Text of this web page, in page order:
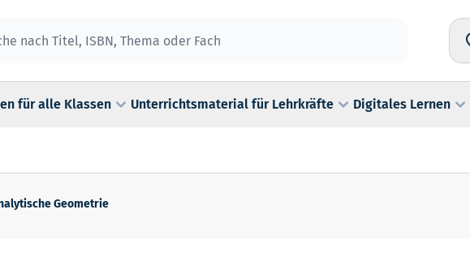
für alle Klassen Unterrichtsmaterial für Lehrkräfte Digitales Lernen
Geometrie